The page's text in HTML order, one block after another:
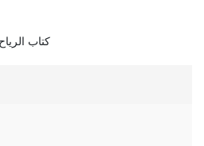
كتاب